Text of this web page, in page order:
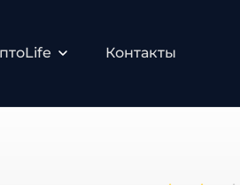
Контакты